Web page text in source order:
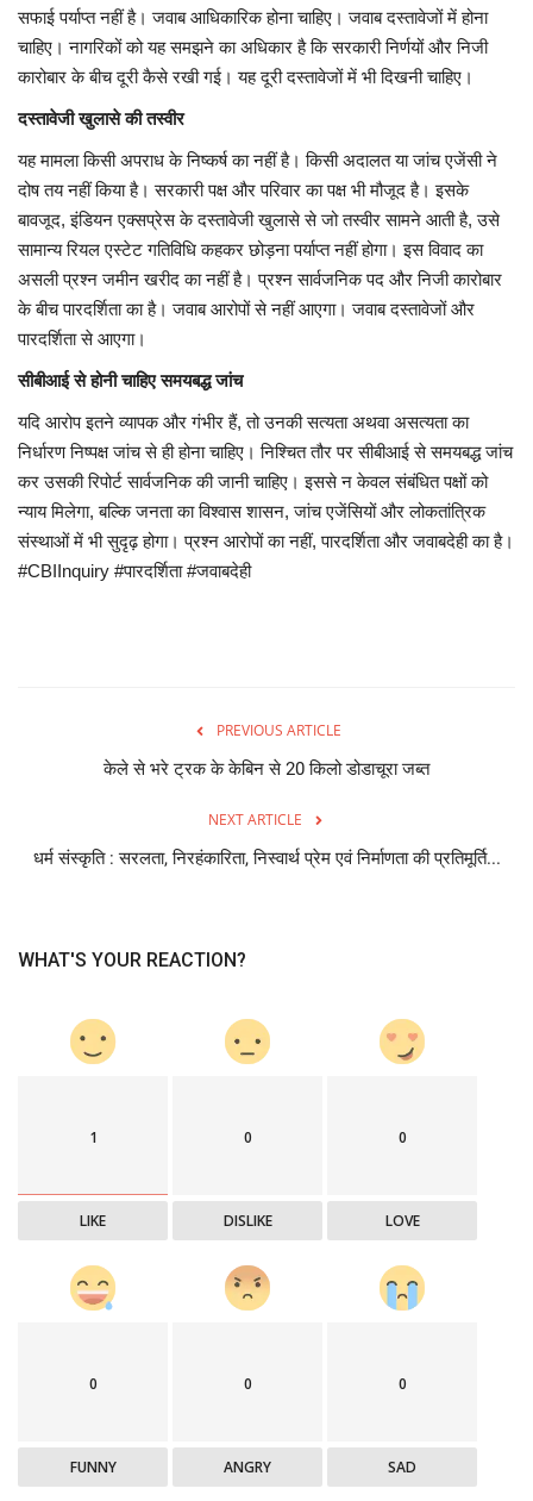
सफाई पर्याप्त नहीं है। जवाब आधिकारिक होना चाहिए। जवाब दस्तावेजों में होना
चाहिए। नागरिकों को यह समझने का अधिकार है कि सरकारी निर्णयों और निजी
कारोबार के बीच दूरी कैसे रखी गई। यह दूरी दस्तावेजों में भी दिखनी चाहिए।
दस्तावेजी खुलासे की तस्वीर
यह मामला किसी अपराध के निष्कर्ष का नहीं है। किसी अदालत या जांच एजेंसी ने
दोष तय नहीं किया है। सरकारी पक्ष और परिवार का पक्ष भी मौजूद है। इसके
बावजूद, इंडियन एक्सप्रेस के दस्तावेजी खुलासे से जो तस्वीर सामने आती है, उसे
सामान्य रियल एस्टेट गतिविधि कहकर छोड़ना पर्याप्त नहीं होगा। इस विवाद का
असली प्रश्न जमीन खरीद का नहीं है। प्रश्न सार्वजनिक पद और निजी कारोबार
के बीच पारदर्शिता का है। जवाब आरोपों से नहीं आएगा। जवाब दस्तावेजों और
पारदर्शिता से आएगा।
सीबीआई से होनी चाहिए समयबद्ध जांच
यदि आरोप इतने व्यापक और गंभीर हैं, तो उनकी सत्यता अथवा असत्यता का
निर्धारण निष्पक्ष जांच से ही होना चाहिए। निश्चित तौर पर सीबीआई से समयबद्ध जांच
कर उसकी रिपोर्ट सार्वजनिक की जानी चाहिए। इससे न केवल संबंधित पक्षों को
न्याय मिलेगा, बल्कि जनता का विश्वास शासन, जांच एजेंसियों और लोकतांत्रिक
संस्थाओं में भी सुदृढ़ होगा। प्रश्न आरोपों का नहीं, पारदर्शिता और जवाबदेही का है।
#CBIInquiry #पारदर्शिता #जवाबदेही
PREVIOUS ARTICLE
केले से भरे ट्रक के केबिन से 20 किलो डोडाचूरा जब्त
NEXT ARTICLE
धर्म संस्कृति : सरलता, निरहंकारिता, निस्वार्थ प्रेम एवं निर्माणता की प्रतिमूर्ति...
WHAT'S YOUR REACTION?
1
LIKE
0
DISLIKE
0
LOVE
0
FUNNY
0
ANGRY
0
SAD